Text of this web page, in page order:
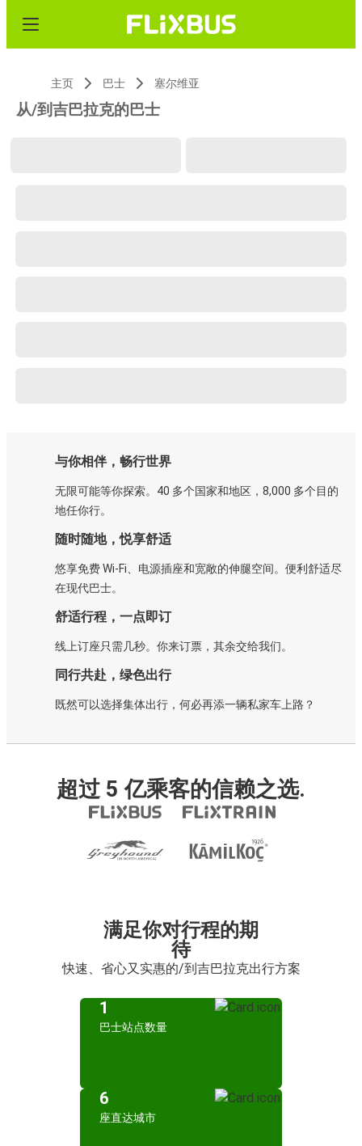
主页 巴士 塞尔维亚
从/到吉巴拉克的巴士
与你相伴，畅行世界
无限可能等你探索。40 多个国家和地区，8,000 多个目的
地任你行。
随时随地，悦享舒适
悠享免费 Wi-Fi、电源插座和宽敞的伸腿空间。便利舒适尽
在现代巴士。
舒适行程，一点即订
线上订座只需几秒。你来订票，其余交给我们。
同行共赴，绿色出行
既然可以选择集体出行，何必再添一辆私家车上路？
超过 5 亿乘客的信赖之选.
满足你对行程的期
待
快速、省心又实惠的/到吉巴拉克出行方案
1
巴士站点数量
6
座直达城市